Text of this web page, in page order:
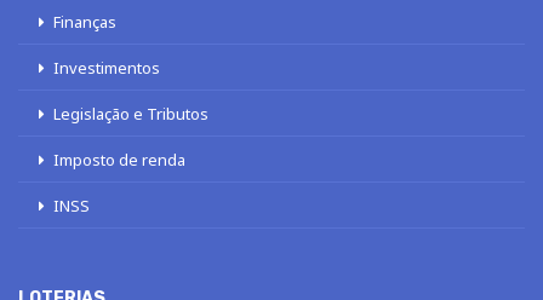
Finanças
Investimentos
Legislação e Tributos
Imposto de renda
INSS